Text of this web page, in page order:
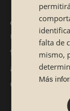
¿Fiel a la
un lugar
tradicionales,
acude ya a
Córdoba.
falta de
mismo,
Más